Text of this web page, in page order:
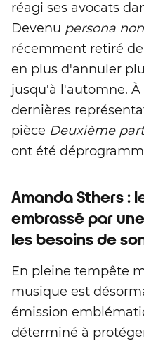
réagi ses avocats
Devenu persona
récemment retiré
en plus d'annuler
jusqu'à l'automne.
dernières
pièce Deuxième
ont été
Amanda Sthers :
embrassé par
les besoins de
En pleine tempête
musique est
émission
déterminé à